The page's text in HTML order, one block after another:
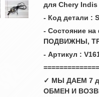
для Chery Indis
- Код детали :
- Состояние
ПОДВИЖНЫ,
- Артикул :
✓ МЫ ДАЕМ 7
ОБМЕН И